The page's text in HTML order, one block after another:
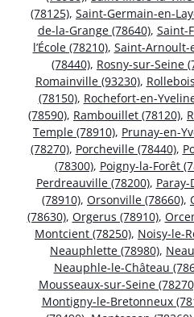
(78125), Saint-Germain-en-
de-la-Grange (78640), Saint-
l’École (78210), Saint-Arnoult-
(78440), Rosny-sur-Seine
Romainville (93230),
(78150), Rochefort-en-
(78590), Rambouillet (78120),
Temple (78910), Prunay-en-
(78270), Porcheville (78440),
(78300), Poigny-la-Forêt
Perdreauville (78200),
(78910), Orsonville (78660),
(78630), Orgerus (78910),
Montcient (78250), Noisy-le-
Neauphlette (78980),
Neauphle-le-Château
Mousseaux-sur-Seine
Montigny-le-Bretonneux